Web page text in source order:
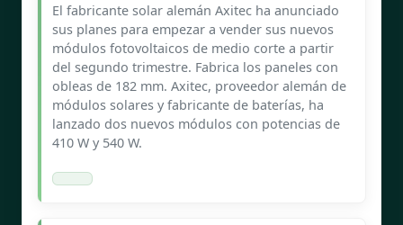
El fabricante solar alemán Axitec ha anunciado
sus planes para empezar a vender sus nuevos
módulos fotovoltaicos de medio corte a partir
del segundo trimestre. Fabrica los paneles con
obleas de 182 mm. Axitec, proveedor alemán de
módulos solares y fabricante de baterías, ha
lanzado dos nuevos módulos con potencias de
410 W y 540 W.